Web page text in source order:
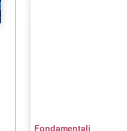
Fondamentali